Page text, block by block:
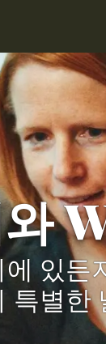
있든
별한